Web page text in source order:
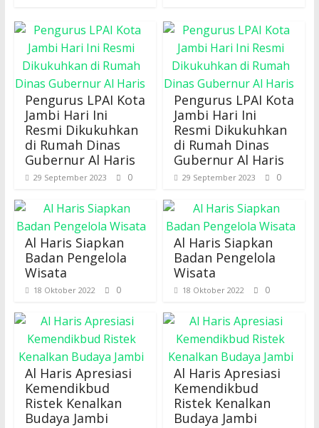
Pengurus LPAI Kota
Jambi Hari Ini
Resmi Dikukuhkan
di Rumah Dinas
Gubernur Al Haris
29 September 2023 0
Al Haris Siapkan
Badan Pengelola
Wisata
18 Oktober 2022 0
Al Haris Apresiasi
Kemendikbud
Ristek Kenalkan
Budaya Jambi
Pengurus LPAI Kota
Jambi Hari Ini
Resmi Dikukuhkan
di Rumah Dinas
Gubernur Al Haris
29 September 2023 0
Al Haris Siapkan
Badan Pengelola
Wisata
18 Oktober 2022 0
Al Haris Apresiasi
Kemendikbud
Ristek Kenalkan
Budaya Jambi